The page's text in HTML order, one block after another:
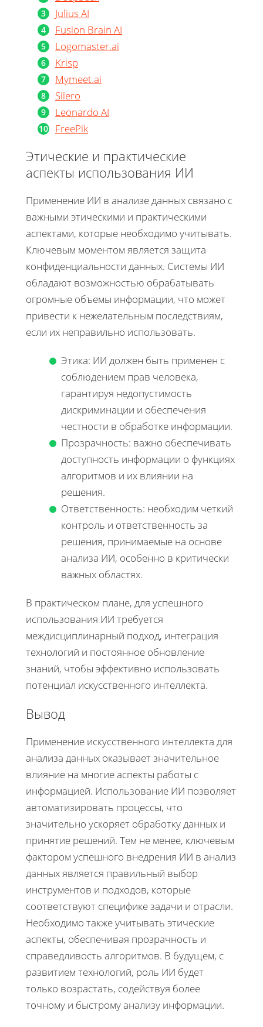
Julius AI
Fusion Brain AI
Logomaster.ai
Krisp
Mymeet.ai
Silero
Leonardo AI
FreePik
Этические и практические
аспекты использования ИИ
Применение ИИ в анализе данных связано с
важными этическими и практическими
аспектами, которые необходимо учитывать.
Ключевым моментом является защита
конфиденциальности данных. Системы ИИ
обладают возможностью обрабатывать
огромные объемы информации, что может
привести к нежелательным последствиям,
если их неправильно использовать.
Этика: ИИ должен быть применен с
соблюдением прав человека,
гарантируя недопустимость
дискриминации и обеспечения
честности в обработке информации.
Прозрачность: важно обеспечивать
доступность информации о функциях
алгоритмов и их влиянии на
решения.
Ответственность: необходим четкий
контроль и ответственность за
решения, принимаемые на основе
анализа ИИ, особенно в критически
важных областях.
В практическом плане, для успешного
использования ИИ требуется
междисциплинарный подход, интеграция
технологий и постоянное обновление
знаний, чтобы эффективно использовать
потенциал искусственного интеллекта.
Вывод
Применение искусственного интеллекта для
анализа данных оказывает значительное
влияние на многие аспекты работы с
информацией. Использование ИИ позволяет
автоматизировать процессы, что
значительно ускоряет обработку данных и
принятие решений. Тем не менее, ключевым
фактором успешного внедрения ИИ в анализ
данных является правильный выбор
инструментов и подходов, которые
соответствуют специфике задачи и отрасли.
Необходимо также учитывать этические
аспекты, обеспечивая прозрачность и
справедливость алгоритмов. В будущем, с
развитием технологий, роль ИИ будет
только возрастать, содействуя более
точному и быстрому анализу информации.